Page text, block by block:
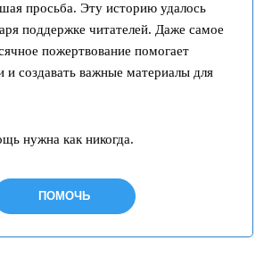
просьба. Эту историю удалось
поддержке читателей. Даже самое
пожертвование помогает
и создавать важные материалы для
нужна как никогда.
ПОМОЧЬ